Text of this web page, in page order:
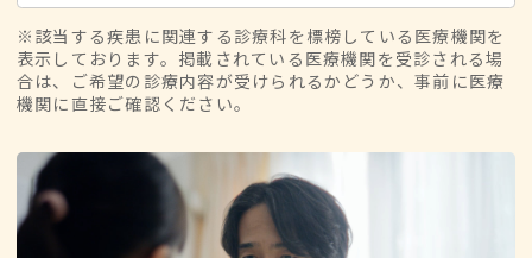
※該当する疾患に関連する診療科を標榜している医療機関を
表示しております。掲載されている医療機関を受診される場
合は、ご希望の診療内容が受けられるかどうか、事前に医療
機関に直接ご確認ください。